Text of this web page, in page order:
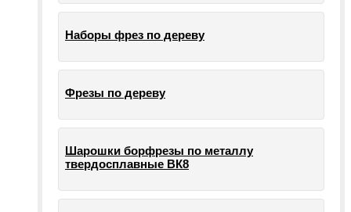
Наборы фрез по дереву
Фрезы по дереву
Шарошки борфрезы по металлу
твердосплавные ВК8